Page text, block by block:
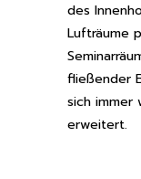
des
Lufträume
fließender
sich immer
erweitert.